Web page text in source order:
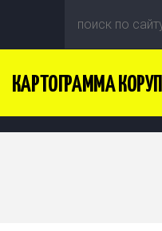
КАРТОГРАММА